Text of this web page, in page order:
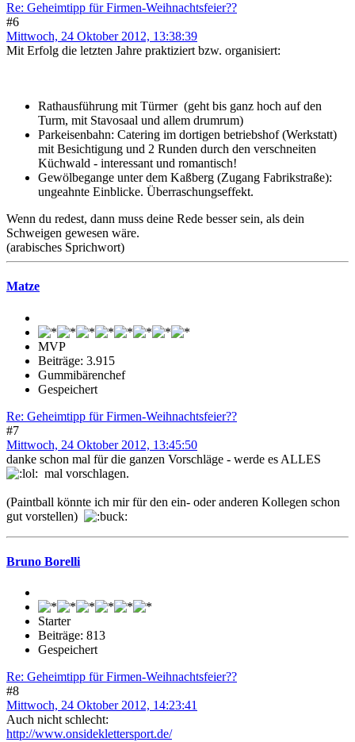
Re: Geheimtipp für Firmen-Weihnachtsfeier??
#6
Mittwoch, 24 Oktober 2012, 13:38:39
Mit Erfolg die letzten Jahre praktiziert bzw. organisiert:
Rathausführung mit Türmer (geht bis ganz hoch auf den
Turm, mit Stavosaal und allem drumrum)
Parkeisenbahn: Catering im dortigen betriebshof (Werkstatt)
mit Besichtigung und 2 Runden durch den verschneiten
Küchwald - interessant und romantisch!
Gewölbegange unter dem Kaßberg (Zugang Fabrikstraße):
ungeahnte Einblicke. Überraschungseffekt.
Wenn du redest, dann muss deine Rede besser sein, als dein
Schweigen gewesen wäre.
(arabisches Sprichwort)
Matze
MVP
Beiträge: 3.915
Gummibärenchef
Gespeichert
Re: Geheimtipp für Firmen-Weihnachtsfeier??
#7
Mittwoch, 24 Oktober 2012, 13:45:50
danke schon mal für die ganzen Vorschläge - werde es ALLES
mal vorschlagen.
(Paintball könnte ich mir für den ein- oder anderen Kollegen schon
gut vorstellen)
Bruno Borelli
Starter
Beiträge: 813
Gespeichert
Re: Geheimtipp für Firmen-Weihnachtsfeier??
#8
Mittwoch, 24 Oktober 2012, 14:23:41
Auch nicht schlecht:
http://www.onsideklettersport.de/